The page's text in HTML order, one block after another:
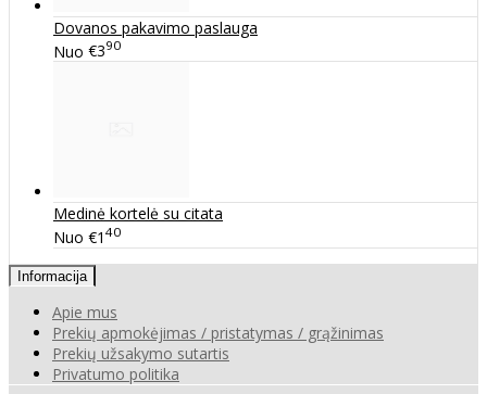
Dovanos pakavimo paslauga
Nuo €390
Medinė kortelė su citata
Nuo €1 40
Informacija
Apie mus
Prekių apmokėjimas / pristatymas / grąžinimas
Prekių užsakymo sutartis
Privatumo politika